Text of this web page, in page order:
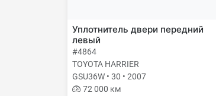
Уплотнитель двери передний
левый
#4864
TOYOTA HARRIER
GSU36W • 30 • 2007
72 000 км